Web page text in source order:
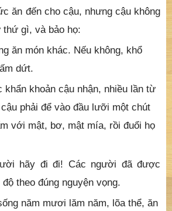
ăn đến cho cậu, nhưng cậu không
thứ gì, và bảo họ:
ăn món khác. Nếu không, khổ
dứt.
khẩn khoản cậu nhận, nhiều lần từ
phải để vào đầu lưỡi một chút
với mật, bơ, mật mía, rồi đuổi họ
hãy đi đi! Các người đã được
theo đúng nguyện vọng.
năm mươi lăm năm, lõa thể, ăn